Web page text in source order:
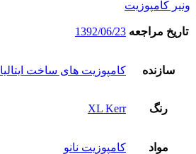
ونیر کامپوزیت
تاریخ مراجعه 1392/06/23
سازنده کامپوزیت های ساخت ایتالیا
رنگ XL Kerr
مواد کامپوزیت نانو